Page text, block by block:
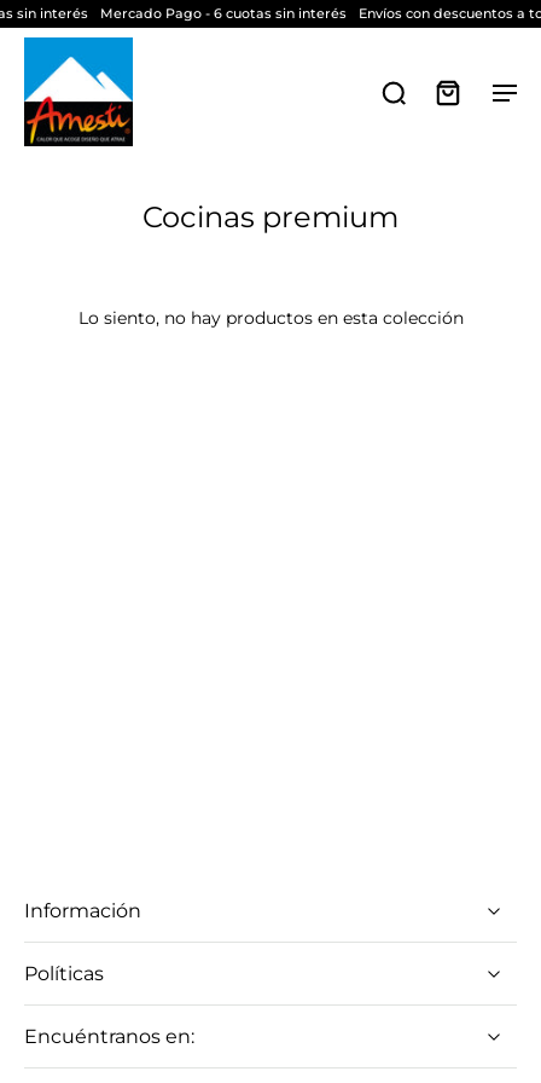
sin interés Mercado Pago - 6 cuotas sin interés Envíos con descuentos a
Cocinas premium
Lo siento, no hay productos en esta colección
Información
Políticas
Encuéntranos en: